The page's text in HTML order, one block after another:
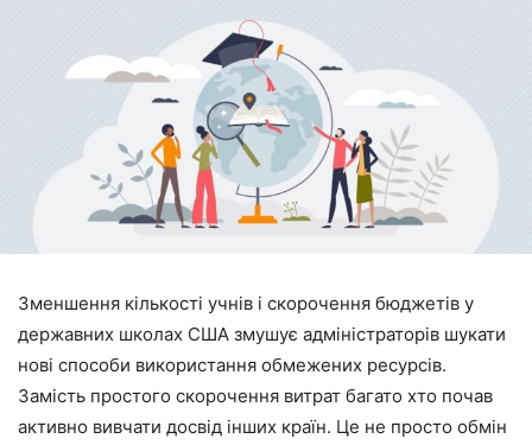
Зменшення кількості учнів і скорочення бюджетів у
державних школах США змушує адміністраторів шукати
нові способи використання обмежених ресурсів.
Замість простого скорочення витрат багато хто почав
активно вивчати досвід інших країн. Це не просто обмін